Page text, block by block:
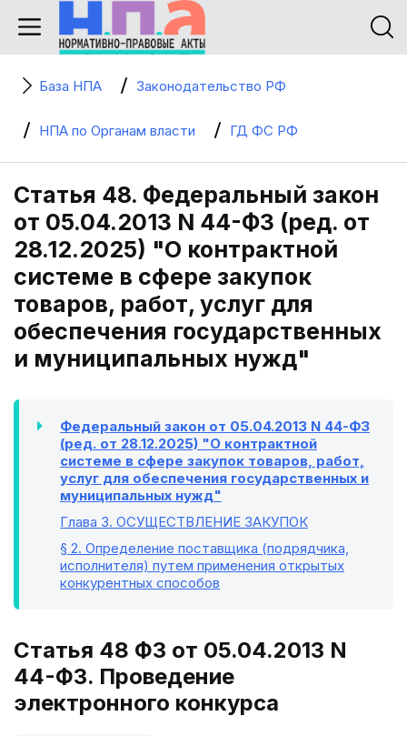
База НПА Законодательство РФ
НПА по Органам власти ГД ФС РФ
Статья 48. Федеральный закон
от 05.04.2013 N 44-ФЗ (ред. от
28.12.2025) "О контрактной
системе в сфере закупок
товаров, работ, услуг для
обеспечения государственных
и муниципальных нужд"
Федеральный закон от 05.04.2013 N 44-ФЗ
(ред. от 28.12.2025) "О контрактной
системе в сфере закупок товаров, работ,
услуг для обеспечения государственных и
муниципальных нужд"
Глава 3. ОСУЩЕСТВЛЕНИЕ ЗАКУПОК
§ 2. Определение поставщика (подрядчика,
исполнителя) путем применения открытых
конкурентных способов
Статья 48 ФЗ от 05.04.2013 N
44-ФЗ. Проведение
электронного конкурса